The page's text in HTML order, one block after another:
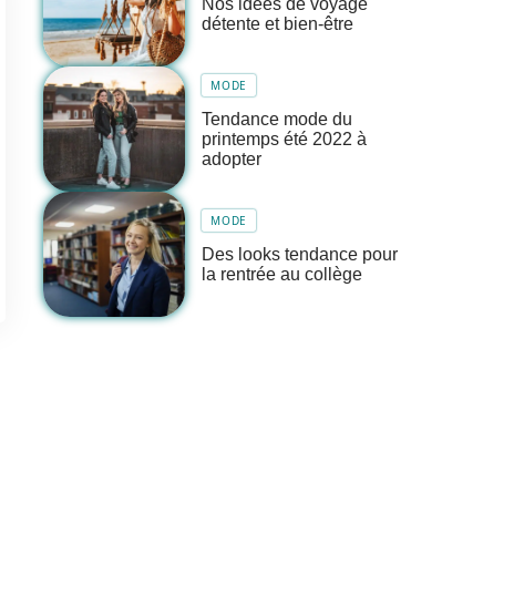
Nos idées de voyage
détente et bien-être
MODE
Tendance mode du
printemps été 2022 à
adopter
MODE
Des looks tendance pour
la rentrée au collège